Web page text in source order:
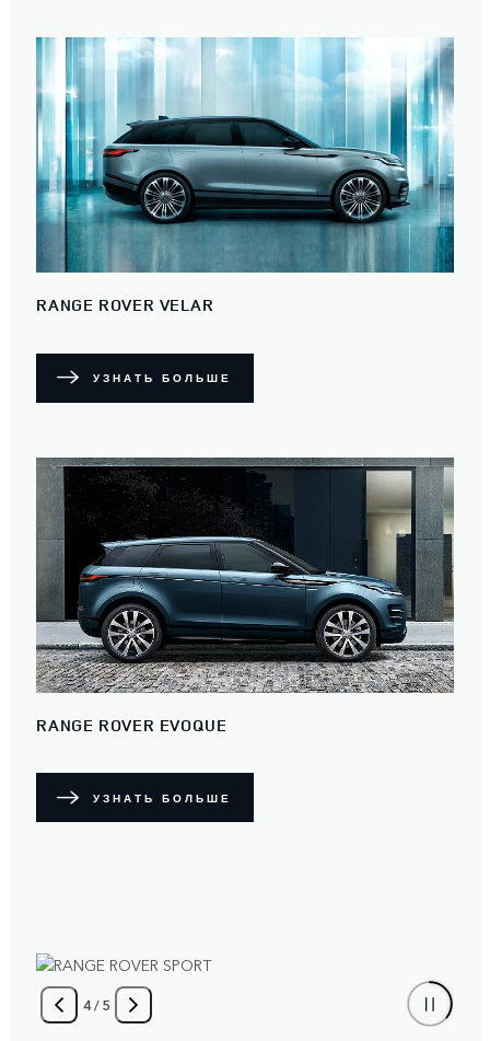
RANGE ROVER VELAR
УЗНАТЬ БОЛЬШЕ
RANGE ROVER EVOQUE
УЗНАТЬ БОЛЬШЕ
4/5